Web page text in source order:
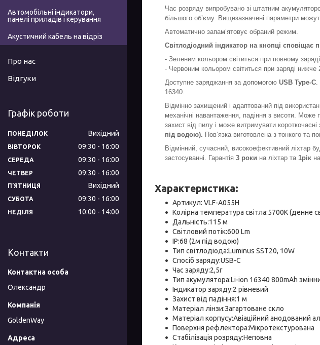
Час розряду випробувано зі штатним
більшого об’єму. Вищезазначені параметри
Автоматично запам’ятовує обраний режим.
Світлодіодний індикатор на кнопці сповіщає
- Зеленим кольором світиться при повному заряді
- Червоним кольором світиться при заряді нижче
Доступне заряджання за допомогою USB Type-C
16340.
Відмінно захищений і адаптований під
механічні навантаження, падіння з висоти. Може
захист від пилу і може витримувати
під водою). Пов’язка виготовлена з тонкого та
Відмінний, сучасний, високоефективний ліхтар
застосуванні. Гарантія 3 роки на ліхтар та 1рік
Характеристика:
Артикул: VLF-A055H
Колірна температура світла:5700K (денне
Дальність:115 м
Світловий потік:600 Lm
IP:68 (2м під водою)
Тип світлодіода:Luminus SST20, 10W
Спосіб заряду:USB-C
Час заряду:2,5г
Тип акумулятора:Li-ion 16340 800mAh
Індикатор заряду:2 рівневий
Захист від падіння:1 м
Матеріал лінзи:Загартоване скло
Матеріал корпусу:Авіаційний анодований
Поверхня рефлектора:Мікротекстурована
Стабілізація розряду:Неповна
Автомобільні індикатори,
панелі приладів і керування
Акустичний кабель на відріз
Про нас
Відгуки
Графік роботи
ПОНЕДІЛОК Вихідний
ВІВТОРОК 09:30 16:00
СЕРЕДА 09:30 16:00
ЧЕТВЕР 09:30 16:00
ПʼЯТНИЦЯ Вихідний
СУБОТА 09:30 16:00
НЕДІЛЯ 10:00 14:00
Контакти
Олександр
GoldenWay